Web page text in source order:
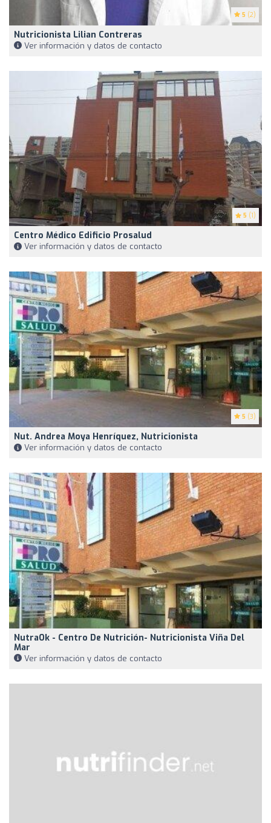
5 (2)
Nutricionista Lilian Contreras
Ver información y datos de contacto
5 (1)
Centro Médico Edificio Prosalud
Ver información y datos de contacto
5 (3)
Nut. Andrea Moya Henríquez, Nutricionista
Ver información y datos de contacto
NutraOk - Centro De Nutrición- Nutricionista Viña Del
Mar
Ver información y datos de contacto